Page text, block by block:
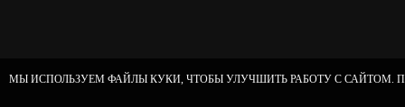
МЫ ИСПОЛЬЗУЕМ ФАЙЛЫ КУКИ, ЧТОБЫ УЛУЧШИТЬ РАБОТУ С САЙТОМ.